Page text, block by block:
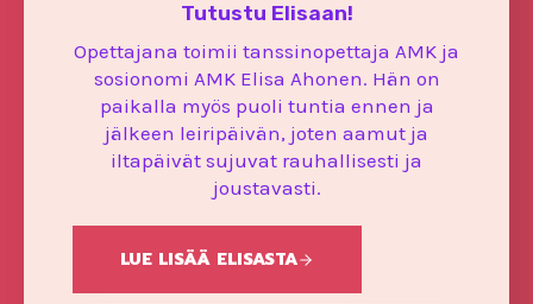
Tutustu Elisaan!
Opettajana toimii tanssinopettaja AMK ja
sosionomi AMK Elisa Ahonen. Hän on
paikalla myös puoli tuntia ennen ja
jälkeen leiripäivän, joten aamut ja
iltapäivät sujuvat rauhallisesti ja
joustavasti.
LUE LISÄÄ ELISASTA